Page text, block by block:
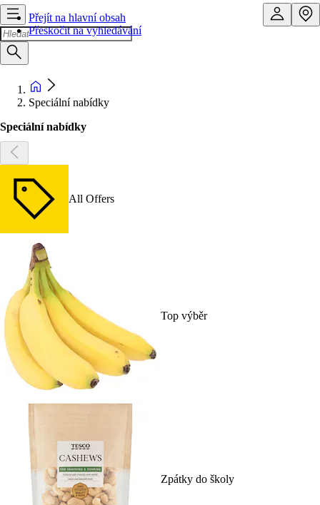
Přejít na hlavní obsah
Přeskočit na vyhledávání
Speciální nabídky
Speciální nabídky
All Offers
Top výběr
Zpátky do školy